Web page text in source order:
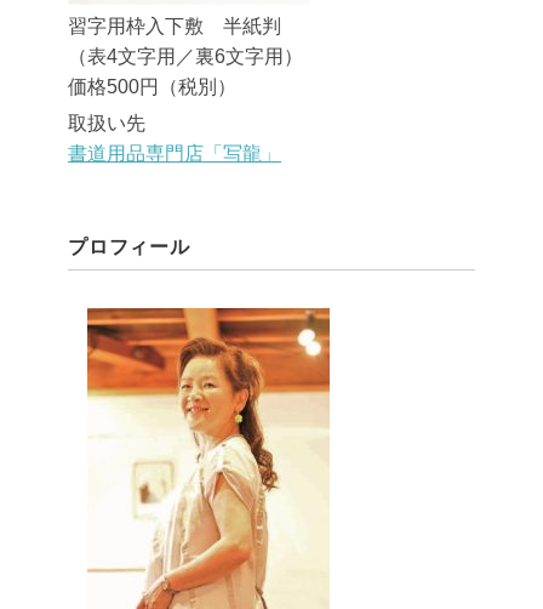
習字用枠入下敷 半紙判
（表4文字用／裏6文字用）
価格500円（税別）
取扱い先
書道用品専門店「写龍」
プロフィール